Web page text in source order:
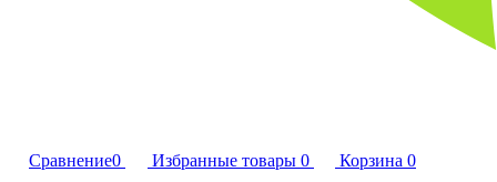
Сравнение0 Избранные товары 0 Корзина 0